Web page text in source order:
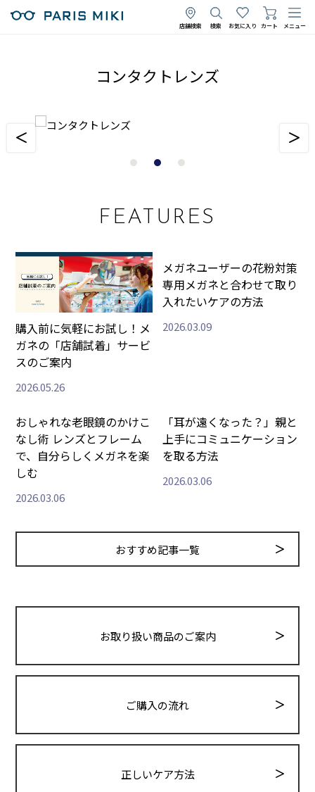
店舗検索 検索 お気に入り カート メニュー
コンタクトレンズ
FEATURES
購入前に気軽にお試し！メ
ガネの「店舗試着」サービ
スのご案内
2026.05.26
メガネユーザーの花粉対策
専用メガネと合わせて取り
入れたいケアの方法
2026.03.09
おしゃれな老眼鏡のかけこ
なし術 レンズとフレーム
で、自分らしくメガネを楽
しむ
2026.03.06
「耳が遠くなった？」親と
上手にコミュニケーション
を取る方法
2026.03.06
おすすめ記事一覧
お取り扱い商品のご案内
ご購入の流れ
正しいケア方法